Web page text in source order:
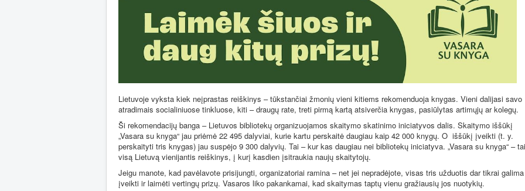
Lietuvoje vyksta kiek neįprastas reiškinys – tūkstančiai žmonių vieni kitiems rekomenduoja knygas. Vieni dalijasi savo
atradimais socialiniuose tinkluose, kiti – draugų rate, treti pirmą kartą atsiverčia knygas, pasiūlytas artimųjų ar kolegų.
Ši rekomendacijų banga – Lietuvos bibliotekų organizuojamos skaitymo skatinimo iniciatyvos dalis. Skaitymo iššūkį
„Vasara su knyga“ jau priėmė 22 495 dalyviai, kurie kartu perskaitė daugiau kaip 42 000 knygų. O iššūkį įveikti (t. y.
perskaityti tris knygas) jau suspėjo 9 300 dalyvių. Tai – kur kas daugiau nei bibliotekų iniciatyva. „Vasara su knyga“ – tai
visą Lietuvą vienijantis reiškinys, į kurį kasdien įsitraukia naujų skaitytojų.
Jeigu manote, kad pavėlavote prisijungti, organizatoriai ramina – net jei nepradėjote, visas tris užduotis dar tikrai galima
įveikti ir laimėti vertingų prizų. Vasaros liko pakankamai, kad skaitymas taptų vienu gražiausių jos nuotykių.